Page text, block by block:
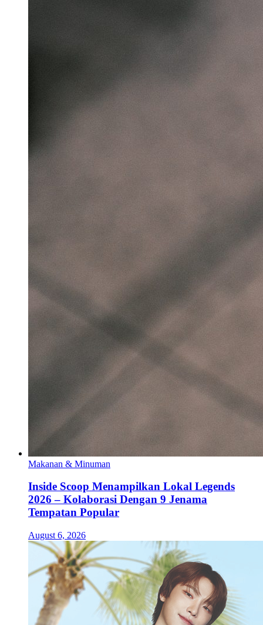
Makanan & Minuman
Inside Scoop Menampilkan Lokal Legends
2026 – Kolaborasi Dengan 9 Jenama
Tempatan Popular
August 6, 2026